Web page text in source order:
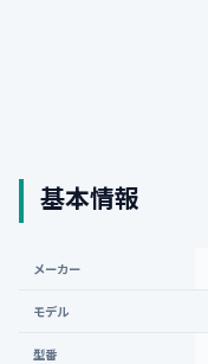
基本情報
メーカー
モデル
型番